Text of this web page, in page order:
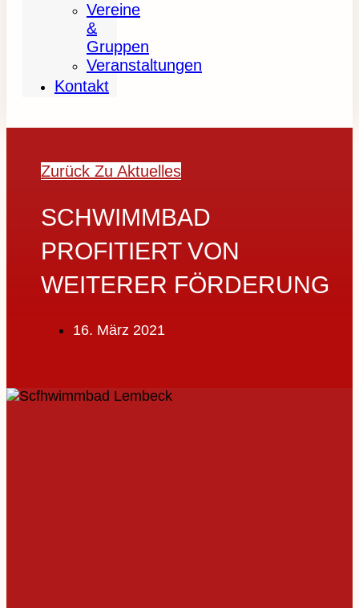
Vereine
&
Gruppen
Veranstaltungen
Kontakt
Zurück Zu Aktuelles
SCHWIMMBAD
PROFITIERT VON
WEITERER FÖRDERUNG
16. März 2021